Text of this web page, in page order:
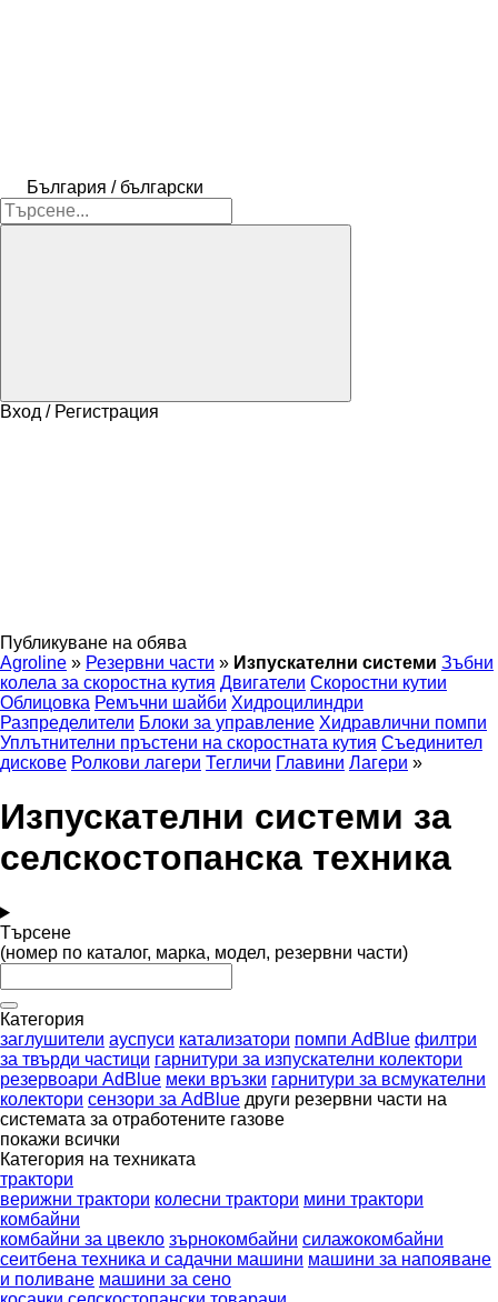
България / български
Вход / Регистрация
Публикуване на обява
Agroline » Резервни части » Изпускателни системи Зъбни
колела за скоростна кутия Двигатели Скоростни кутии
Облицовка Ремъчни шайби Хидроцилиндри
Разпределители Блоки за управление Хидравлични помпи
Уплътнителни пръстени на скоростната кутия Съединител
дискове Ролкови лагери Тегличи Главини Лагери »
Изпускателни системи за
селскостопанска техника
Търсене
(номер по каталог, марка, модел, резервни части)
Категория
заглушители ауспуси катализатори помпи AdBlue филтри
за твърди частици гарнитури за изпускателни колектори
резервоари AdBlue меки връзки гарнитури за всмукателни
колектори сензори за AdBlue други резервни части на
системата за отработените газове
покажи всички
Категория на техниката
трактори
верижни трактори колесни трактори мини трактори
комбайни
комбайни за цвекло зърнокомбайни силажокомбайни
сеитбена техника и садачни машини машини за напояване
и поливане машини за сено